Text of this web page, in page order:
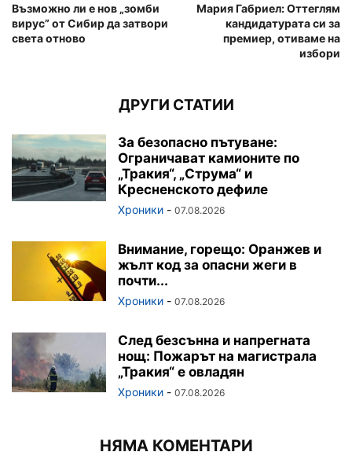
Възможно ли е нов „зомби
вирус” от Сибир да затвори
света отново
Мария Габриел: Оттеглям
кандидатурата си за
премиер, отиваме на
избори
ДРУГИ СТАТИИ
За безопасно пътуване:
Ограничават камионите по
„Тракия“, „Струма“ и
Кресненското дефиле
Хроники - 07.08.2026
Внимание, горещо: Оранжев и
жълт код за опасни жеги в
почти...
Хроники - 07.08.2026
След безсънна и напрегната
нощ: Пожарът на магистрала
„Тракия“ е овладян
Хроники - 07.08.2026
НЯМА КОМЕНТАРИ